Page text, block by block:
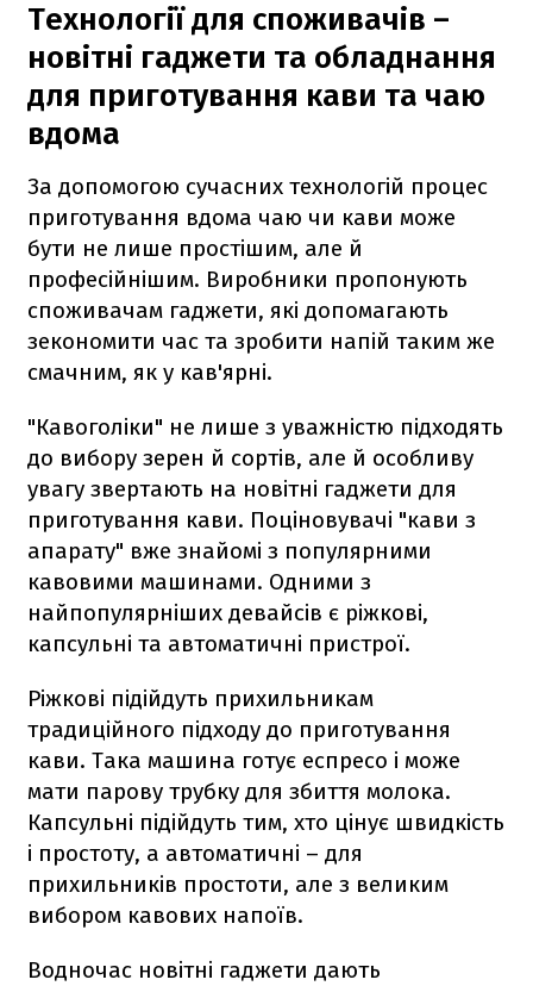
Технології для споживачів –
новітні гаджети та обладнання
для приготування кави та чаю
вдома
За допомогою сучасних технологій процес
приготування вдома чаю чи кави може
бути не лише простішим, але й
професійнішим. Виробники пропонують
споживачам гаджети, які допомагають
зекономити час та зробити напій таким же
смачним, як у кав'ярні.
"Кавоголіки" не лише з уважністю підходять
до вибору зерен й сортів, але й особливу
увагу звертають на новітні гаджети для
приготування кави. Поціновувачі "кави з
апарату" вже знайомі з популярними
кавовими машинами. Одними з
найпопулярніших девайсів є ріжкові,
капсульні та автоматичні пристрої.
Ріжкові підійдуть прихильникам
традиційного підходу до приготування
кави. Така машина готує еспресо і може
мати парову трубку для збиття молока.
Капсульні підійдуть тим, хто цінує швидкість
і простоту, а автоматичні – для
прихильників простоти, але з великим
вибором кавових напоїв.
Водночас новітні гаджети дають